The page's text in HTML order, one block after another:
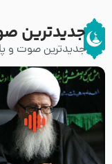
جدیدترین
جدیدترین صوت و
زوّار اربعین امام حسین